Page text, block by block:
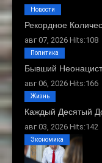
Рекордное
авг 07, 2026 Hits:108
Новости
Бывший
авг 06, 2026 Hits:166
Политика
Каждый Десятый
авг 03, 2026 Hits:142
Жизнь
Экономика